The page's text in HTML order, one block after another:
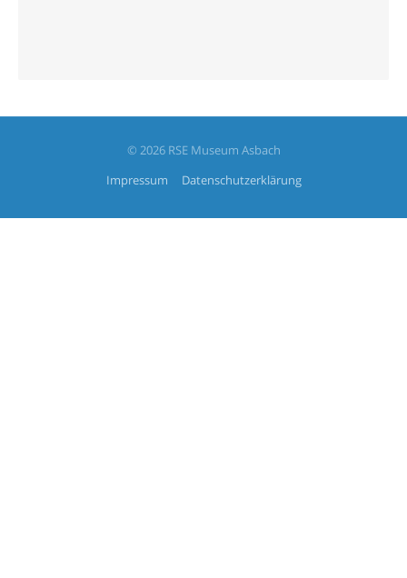
© 2026 RSE Museum Asbach
Impressum
Datenschutzerklärung